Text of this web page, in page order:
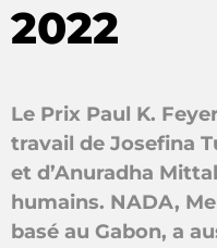
2022
Le Prix Paul K.
travail de Josefina
et d’Anuradha
humains. NADA,
basé au Gabon, a